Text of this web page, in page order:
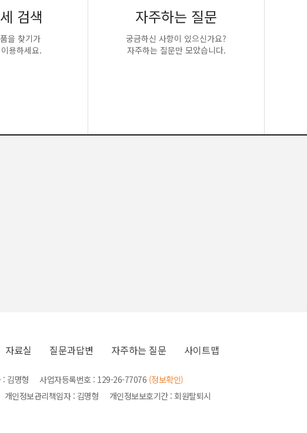
검색
을 찾기가
용하세요.
자주하는 질문
궁금하신 사항이 있으신가요?
자주하는 질문만 모았습니다.
자료실 질문과답변 자주하는 질문 사이트맵
김명형 사업자등록번호 : 129-26-77076 (정보확인)
정보관리책임자 : 김명형 개인정보보호기간 : 회원탈퇴시